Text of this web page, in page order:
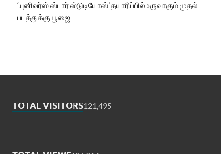
‘யுனிவர்ஸ் ஸ்டார் ஸ்டுடியோஸ்’ தயாரிப்பில் உருவாகும் முதல்
படத்துக்கு பூஜை
TOTAL VISITORS121,495